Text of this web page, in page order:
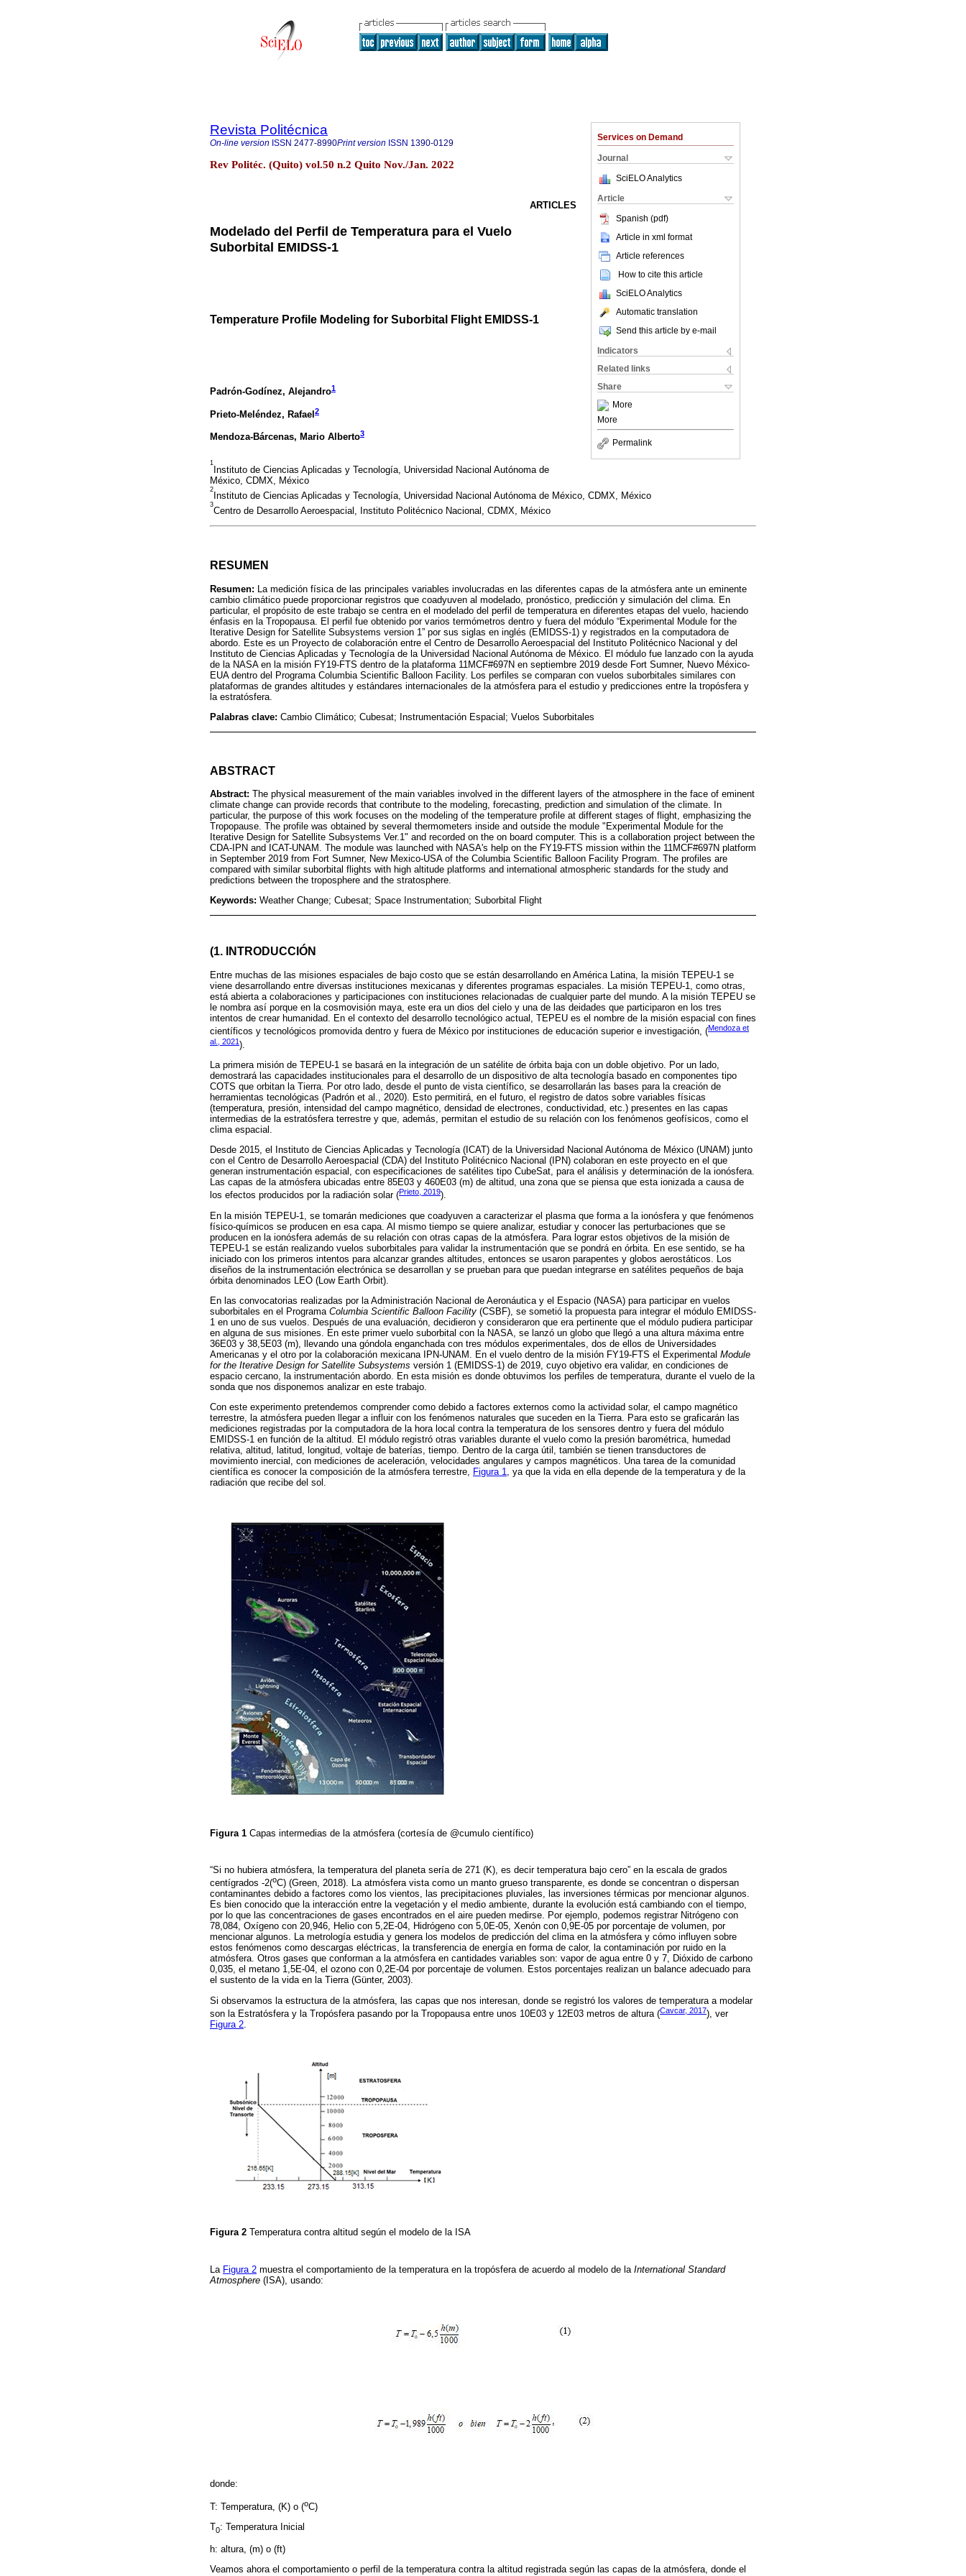
Services on Demand
Journal
SciELO Analytics
Article
Spanish (pdf)
Article in xml format
Article references
How to cite this article
SciELO Analytics
Automatic translation
Send this article by e-mail
Indicators
Related links
Share
More
More
Permalink
Revista Politécnica
On-line version ISSN 2477-8990Print version ISSN 1390-0129
Rev Politéc. (Quito) vol.50 n.2 Quito Nov./Jan. 2022
ARTICLES
Modelado del Perfil de Temperatura para el Vuelo
Suborbital EMIDSS-1
Temperature Profile Modeling for Suborbital Flight EMIDSS-1
Padrón-Godínez, Alejandro1
Prieto-Meléndez, Rafael 2
Mendoza-Bárcenas, Mario Alberto3
1
Instituto de Ciencias Aplicadas y Tecnología, Universidad Nacional Autónoma de
México, CDMX, México
2
Instituto de Ciencias Aplicadas y Tecnología, Universidad Nacional Autónoma de México, CDMX, México
3
Centro de Desarrollo Aeroespacial, Instituto Politécnico Nacional, CDMX, México
RESUMEN
Resumen: La medición física de las principales variables involucradas en las diferentes capas de la atmósfera ante un eminente
cambio climático puede proporcionar registros que coadyuven al modelado, pronóstico, predicción y simulación del clima. En
particular, el propósito de este trabajo se centra en el modelado del perfil de temperatura en diferentes etapas del vuelo, haciendo
énfasis en la Tropopausa. El perfil fue obtenido por varios termómetros dentro y fuera del módulo “Experimental Module for the
Iterative Design for Satellite Subsystems version 1” por sus siglas en inglés (EMIDSS-1) y registrados en la computadora de
abordo. Este es un Proyecto de colaboración entre el Centro de Desarrollo Aeroespacial del Instituto Politécnico Nacional y del
Instituto de Ciencias Aplicadas y Tecnología de la Universidad Nacional Autónoma de México. El módulo fue lanzado con la ayuda
de la NASA en la misión FY19-FTS dentro de la plataforma 11MCF#697N en septiembre 2019 desde Fort Sumner, Nuevo México-
EUA dentro del Programa Columbia Scientific Balloon Facility. Los perfiles se comparan con vuelos suborbitales similares con
plataformas de grandes altitudes y estándares internacionales de la atmósfera para el estudio y predicciones entre la tropósfera y
la estratósfera.
Palabras clave: Cambio Climático; Cubesat; Instrumentación Espacial; Vuelos Suborbitales
ABSTRACT
Abstract: The physical measurement of the main variables involved in the different layers of the atmosphere in the face of eminent
climate change can provide records that contribute to the modeling, forecasting, prediction and simulation of the climate. In
particular, the purpose of this work focuses on the modeling of the temperature profile at different stages of flight, emphasizing the
Tropopause. The profile was obtained by several thermometers inside and outside the module "Experimental Module for the
Iterative Design for Satellite Subsystems Ver.1" and recorded on the on board computer. This is a collaboration project between the
CDA-IPN and ICAT-UNAM. The module was launched with NASA's help on the FY19-FTS mission within the 11MCF#697N platform
in September 2019 from Fort Sumner, New Mexico-USA of the Columbia Scientific Balloon Facility Program. The profiles are
compared with similar suborbital flights with high altitude platforms and international atmospheric standards for the study and
predictions between the troposphere and the stratosphere.
Keywords: Weather Change; Cubesat; Space Instrumentation; Suborbital Flight
(1. INTRODUCCIÓN
Entre muchas de las misiones espaciales de bajo costo que se están desarrollando en América Latina, la misión TEPEU-1 se
viene desarrollando entre diversas instituciones mexicanas y diferentes programas espaciales. La misión TEPEU-1, como otras,
está abierta a colaboraciones y participaciones con instituciones relacionadas de cualquier parte del mundo. A la misión TEPEU se
le nombra así porque en la cosmovisión maya, este era un dios del cielo y una de las deidades que participaron en los tres
intentos de crear humanidad. En el contexto del desarrollo tecnológico actual, TEPEU es el nombre de la misión espacial con fines
científicos y tecnológicos promovida dentro y fuera de México por instituciones de educación superior e investigación, (Mendoza et
al., 2021).
La primera misión de TEPEU-1 se basará en la integración de un satélite de órbita baja con un doble objetivo. Por un lado,
demostrará las capacidades institucionales para el desarrollo de un dispositivo de alta tecnología basado en componentes tipo
COTS que orbitan la Tierra. Por otro lado, desde el punto de vista científico, se desarrollarán las bases para la creación de
herramientas tecnológicas (Padrón et al., 2020). Esto permitirá, en el futuro, el registro de datos sobre variables físicas
(temperatura, presión, intensidad del campo magnético, densidad de electrones, conductividad, etc.) presentes en las capas
intermedias de la estratósfera terrestre y que, además, permitan el estudio de su relación con los fenómenos geofísicos, como el
clima espacial.
Desde 2015, el Instituto de Ciencias Aplicadas y Tecnología (ICAT) de la Universidad Nacional Autónoma de México (UNAM) junto
con el Centro de Desarrollo Aeroespacial (CDA) del Instituto Politécnico Nacional (IPN) colaboran en este proyecto en el que
generan instrumentación espacial, con especificaciones de satélites tipo CubeSat, para el análisis y determinación de la ionósfera.
Las capas de la atmósfera ubicadas entre 85E03 y 460E03 (m) de altitud, una zona que se piensa que esta ionizada a causa de
los efectos producidos por la radiación solar (Prieto, 2019).
En la misión TEPEU-1, se tomarán mediciones que coadyuven a caracterizar el plasma que forma a la ionósfera y que fenómenos
físico-químicos se producen en esa capa. Al mismo tiempo se quiere analizar, estudiar y conocer las perturbaciones que se
producen en la ionósfera además de su relación con otras capas de la atmósfera. Para lograr estos objetivos de la misión de
TEPEU-1 se están realizando vuelos suborbitales para validar la instrumentación que se pondrá en órbita. En ese sentido, se ha
iniciado con los primeros intentos para alcanzar grandes altitudes, entonces se usaron parapentes y globos aerostáticos. Los
diseños de la instrumentación electrónica se desarrollan y se prueban para que puedan integrarse en satélites pequeños de baja
órbita denominados LEO (Low Earth Orbit).
En las convocatorias realizadas por la Administración Nacional de Aeronáutica y el Espacio (NASA) para participar en vuelos
suborbitales en el Programa Columbia Scientific Balloon Facility (CSBF), se sometió la propuesta para integrar el módulo EMIDSS-
1 en uno de sus vuelos. Después de una evaluación, decidieron y consideraron que era pertinente que el módulo pudiera participar
en alguna de sus misiones. En este primer vuelo suborbital con la NASA, se lanzó un globo que llegó a una altura máxima entre
36E03 y 38,5E03 (m), llevando una góndola enganchada con tres módulos experimentales, dos de ellos de Universidades
Americanas y el otro por la colaboración mexicana IPN-UNAM. En el vuelo dentro de la misión FY19-FTS el Experimental Module
for the Iterative Design for Satellite Subsystems versión 1 (EMIDSS-1) de 2019, cuyo objetivo era validar, en condiciones de
espacio cercano, la instrumentación abordo. En esta misión es donde obtuvimos los perfiles de temperatura, durante el vuelo de la
sonda que nos disponemos analizar en este trabajo.
Con este experimento pretendemos comprender como debido a factores externos como la actividad solar, el campo magnético
terrestre, la atmósfera pueden llegar a influir con los fenómenos naturales que suceden en la Tierra. Para esto se graficarán las
mediciones registradas por la computadora de la hora local contra la temperatura de los sensores dentro y fuera del módulo
EMIDSS-1 en función de la altitud. El módulo registró otras variables durante el vuelo como la presión barométrica, humedad
relativa, altitud, latitud, longitud, voltaje de baterías, tiempo. Dentro de la carga útil, también se tienen transductores de
movimiento inercial, con mediciones de aceleración, velocidades angulares y campos magnéticos. Una tarea de la comunidad
científica es conocer la composición de la atmósfera terrestre, Figura 1, ya que la vida en ella depende de la temperatura y de la
radiación que recibe del sol.
Figura 1 Capas intermedias de la atmósfera (cortesía de @cumulo científico)
“Si no hubiera atmósfera, la temperatura del planeta sería de 271 (K), es decir temperatura bajo cero” en la escala de grados
centígrados -2(oC) (Green, 2018). La atmósfera vista como un manto grueso transparente, es donde se concentran o dispersan
contaminantes debido a factores como los vientos, las precipitaciones pluviales, las inversiones térmicas por mencionar algunos.
Es bien conocido que la interacción entre la vegetación y el medio ambiente, durante la evolución está cambiando con el tiempo,
por lo que las concentraciones de gases encontrados en el aire pueden medirse. Por ejemplo, podemos registrar Nitrógeno con
78,084, Oxígeno con 20,946, Helio con 5,2E-04, Hidrógeno con 5,0E-05, Xenón con 0,9E-05 por porcentaje de volumen, por
mencionar algunos. La metrología estudia y genera los modelos de predicción del clima en la atmósfera y cómo influyen sobre
estos fenómenos como descargas eléctricas, la transferencia de energía en forma de calor, la contaminación por ruido en la
atmósfera. Otros gases que conforman a la atmósfera en cantidades variables son: vapor de agua entre 0 y 7, Dióxido de carbono
0,035, el metano 1,5E-04, el ozono con 0,2E-04 por porcentaje de volumen. Estos porcentajes realizan un balance adecuado para
el sustento de la vida en la Tierra (Günter, 2003).
Si observamos la estructura de la atmósfera, las capas que nos interesan, donde se registró los valores de temperatura a modelar
son la Estratósfera y la Tropósfera pasando por la Tropopausa entre unos 10E03 y 12E03 metros de altura (Cavcar, 2017), ver
Figura 2.
Figura 2 Temperatura contra altitud según el modelo de la ISA
La Figura 2 muestra el comportamiento de la temperatura en la tropósfera de acuerdo al modelo de la International Standard
Atmosphere (ISA), usando:
donde:
T: Temperatura, (K) o (oC)
T0: Temperatura Inicial
h: altura, (m) o (ft)
Veamos ahora el comportamiento o perfil de la temperatura contra la altitud registrada según las capas de la atmósfera, donde el